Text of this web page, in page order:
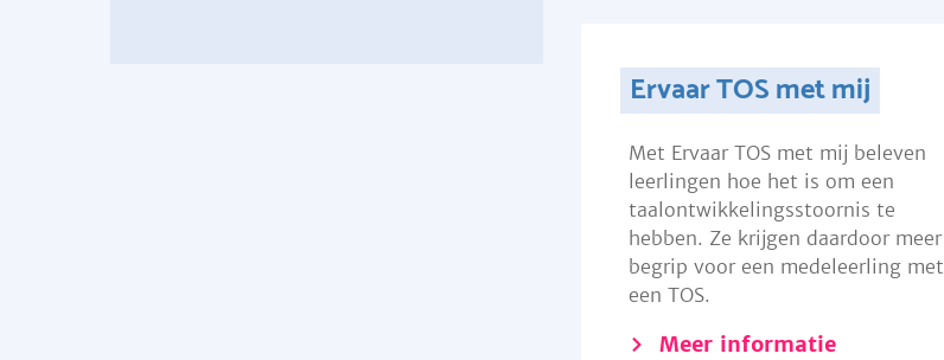
Ervaar TOS met mij
Met Ervaar TOS met mij beleven
leerlingen hoe het is om een
taalontwikkelingsstoornis te
hebben. Ze krijgen daardoor meer
begrip voor een medeleerling met
een TOS.
Meer informatie